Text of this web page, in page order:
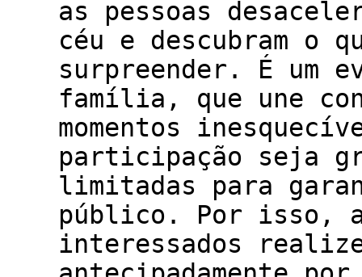
as pessoas
céu e descubram o
surpreender. É um
família, que une
momentos
participação seja
limitadas para
público. Por isso,
interessados